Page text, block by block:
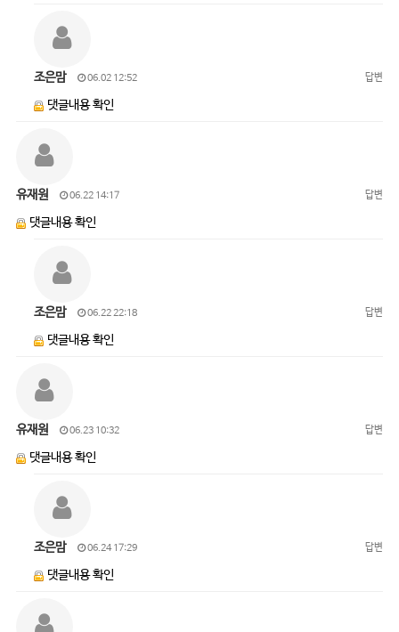
조은맘 06.02 12:52 답변
댓글내용 확인
유재원 06.22 14:17 답변
댓글내용 확인
조은맘 06.22 22:18 답변
댓글내용 확인
유재원 06.23 10:32 답변
댓글내용 확인
조은맘 06.24 17:29 답변
댓글내용 확인